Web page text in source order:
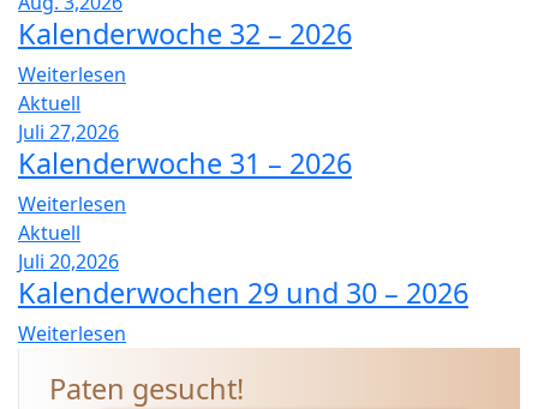
4
5
–
2
0
2
5
Kalenderwoche 32 – 2026
Weiterlesen
Aktuell
Juli 27,2026
Kalenderwoche 31 – 2026
Weiterlesen
Aktuell
Juli 20,2026
Kalenderwochen 29 und 30 – 2026
Weiterlesen
Paten gesucht!